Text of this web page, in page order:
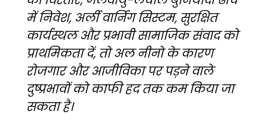
में निवेश, अर्ली वार्निंग सिस्टम, सुरक्षित
कार्यस्थल और प्रभावी सामाजिक संवाद को
प्राथमिकता दें, तो अल नीनो के कारण
रोजगार और आजीविका पर पड़ने वाले
दुष्प्रभावों को काफी हद तक कम किया जा
सकता है।